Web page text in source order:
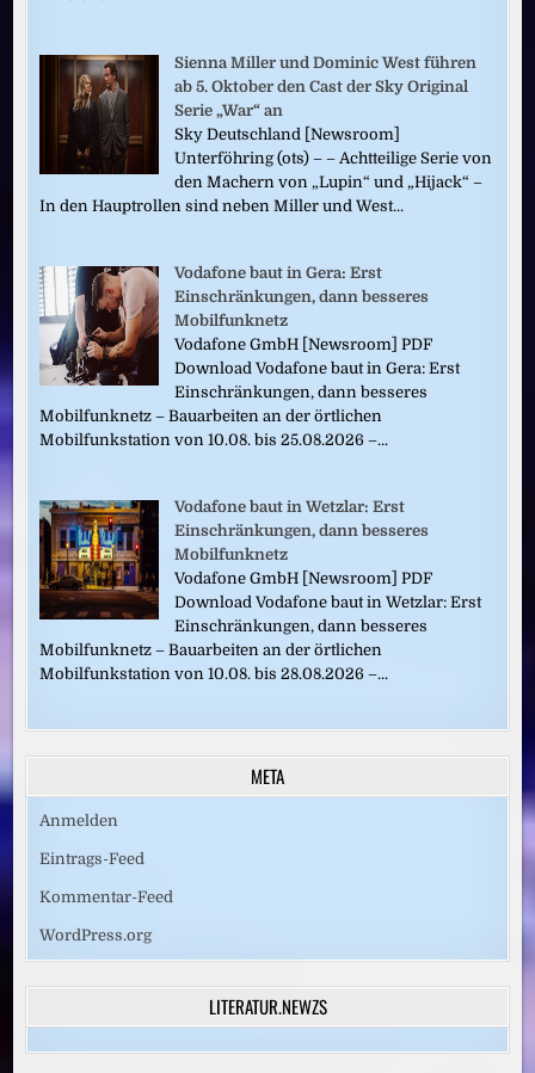
Sienna Miller und Dominic West führen
ab 5. Oktober den Cast der Sky Original
Serie „War“ an
Sky Deutschland [Newsroom]
Unterföhring (ots) – – Achtteilige Serie von
den Machern von „Lupin“ und „Hijack“ –
In den Hauptrollen sind neben Miller und West...
Vodafone baut in Gera: Erst
Einschränkungen, dann besseres
Mobilfunknetz
Vodafone GmbH [Newsroom] PDF
Download Vodafone baut in Gera: Erst
Einschränkungen, dann besseres
Mobilfunknetz – Bauarbeiten an der örtlichen
Mobilfunkstation von 10.08. bis 25.08.2026 –...
Vodafone baut in Wetzlar: Erst
Einschränkungen, dann besseres
Mobilfunknetz
Vodafone GmbH [Newsroom] PDF
Download Vodafone baut in Wetzlar: Erst
Einschränkungen, dann besseres
Mobilfunknetz – Bauarbeiten an der örtlichen
Mobilfunkstation von 10.08. bis 28.08.2026 –...
META
Anmelden
Eintrags-Feed
Kommentar-Feed
WordPress.org
LITERATUR.NEWZS